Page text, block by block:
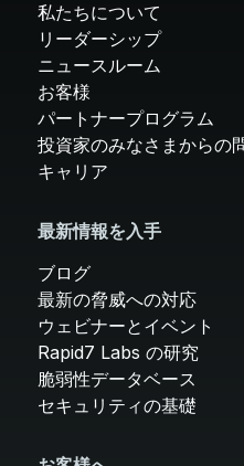
私たちについて
リーダーシップ
ニュースルーム
お客様
パートナープログラム
投資家のみなさまからの
キャリア
最新情報を入手
ブログ
最新の脅威への対応
ウェビナーとイベント
Rapid7 Labs の研究
脆弱性データベース
セキュリティの基礎